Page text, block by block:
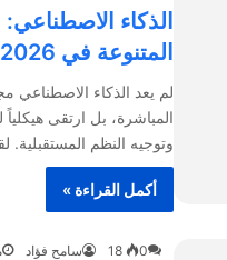
الذكاء
المتنوعة في 2026
لم يعد الذكاء الاصطناعي
المباشرة، بل ارتقى
وتوجيه النظم المستقبلية.
أكمل القراءة »
سامح فؤاد 0